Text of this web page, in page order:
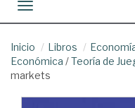
Toggle navigation
Inicio Libros
Económica /Teoría de
markets